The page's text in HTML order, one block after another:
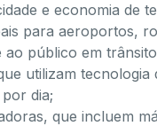
e economia de
para aeroportos,
público em
utilizam
dia;
que incluem